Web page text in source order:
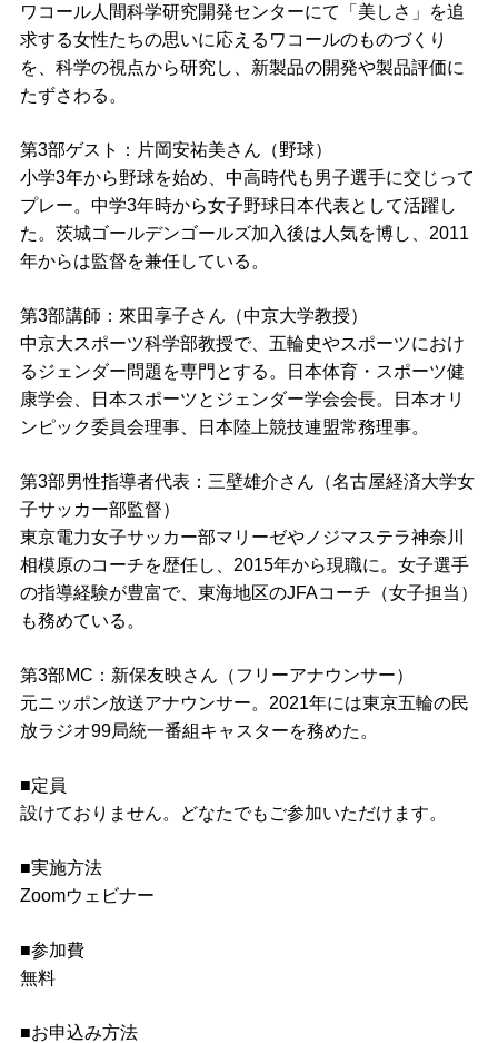
ワコール人間科学研究開発センターにて「美しさ」を追
求する女性たちの思いに応えるワコールのものづくり
を、科学の視点から研究し、新製品の開発や製品評価に
たずさわる。
第3部ゲスト：片岡安祐美さん（野球）
小学3年から野球を始め、中高時代も男子選手に交じって
プレー。中学3年時から女子野球日本代表として活躍し
た。茨城ゴールデンゴールズ加入後は人気を博し、2011
年からは監督を兼任している。
第3部講師：來田享子さん（中京大学教授）
中京大スポーツ科学部教授で、五輪史やスポーツにおけ
るジェンダー問題を専門とする。日本体育・スポーツ健
康学会、日本スポーツとジェンダー学会会長。日本オリ
ンピック委員会理事、日本陸上競技連盟常務理事。
第3部男性指導者代表：三壁雄介さん（名古屋経済大学女
子サッカー部監督）
東京電力女子サッカー部マリーゼやノジマステラ神奈川
相模原のコーチを歴任し、2015年から現職に。女子選手
の指導経験が豊富で、東海地区のJFAコーチ（女子担当）
も務めている。
第3部MC：新保友映さん（フリーアナウンサー）
元ニッポン放送アナウンサー。2021年には東京五輪の民
放ラジオ99局統一番組キャスターを務めた。
■定員
設けておりません。どなたでもご参加いただけます。
■実施方法
Zoomウェビナー
■参加費
無料
■お申込み方法